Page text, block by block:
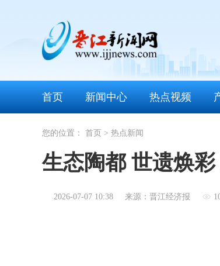
首页 新闻中心 热点视频
您的位置： 首页 > 热点新闻
生态陶都 世遗焕
2026-07-07 10:38 来源：晋江经济报